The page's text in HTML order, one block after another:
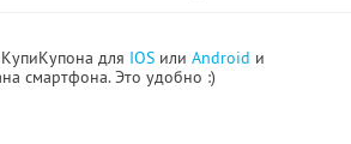
для IOS или Android и
смартфона. Это удобно :)